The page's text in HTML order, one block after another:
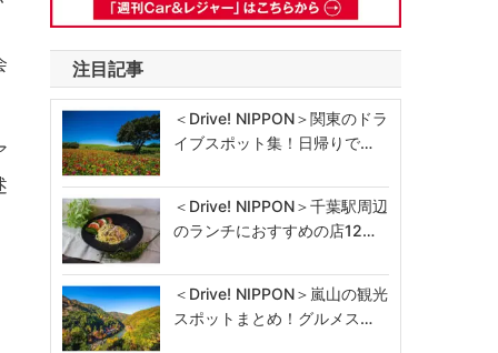
注目記事
＜Drive! NIPPON＞関東のドラ
イブスポット集！日帰りで…
＜Drive! NIPPON＞千葉駅周辺
のランチにおすすめの店12…
＜Drive! NIPPON＞嵐山の観光
スポットまとめ！グルメス…